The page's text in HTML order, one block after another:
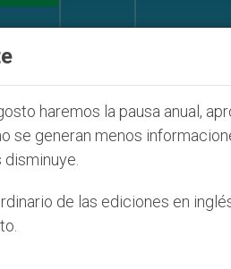
haremos la pausa anual,
se generan menos
de las ediciones en